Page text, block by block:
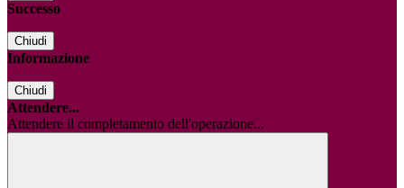
Successo
Chiudi
Informazione
Chiudi
Attendere...
Attendere il completamento dell'operazione...